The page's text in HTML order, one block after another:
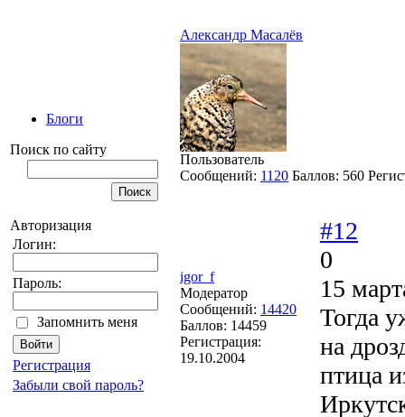
Блоги
Поиск по сайту
Авторизация
Логин:
Пароль:
Запомнить меня
Регистрация
Забыли свой пароль?
Александр Масалёв
Пользователь
Сообщений: 1120 Баллов: 560
igor_f
Модератор
Сообщений: 14420
Баллов: 14459
Регистрация:
19.10.2004
#12
0
15
Тогда
на
птица